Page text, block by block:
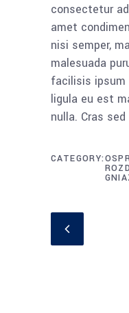
consectetur
amet
nisi semper,
malesuada
facilisis
ligula eu est
nulla. Cras
CATEGORY